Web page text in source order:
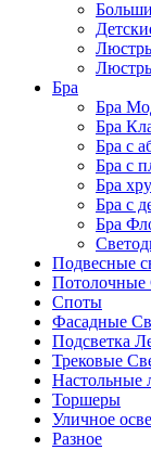
Бра
Бра
Бра
Бра с
Бра с
Бра
Бра с
Бра
Подвесные
Потолочные
Споты
Фасадные
Подсветка
Трековые
Настольные
Торшеры
Уличное
Разное